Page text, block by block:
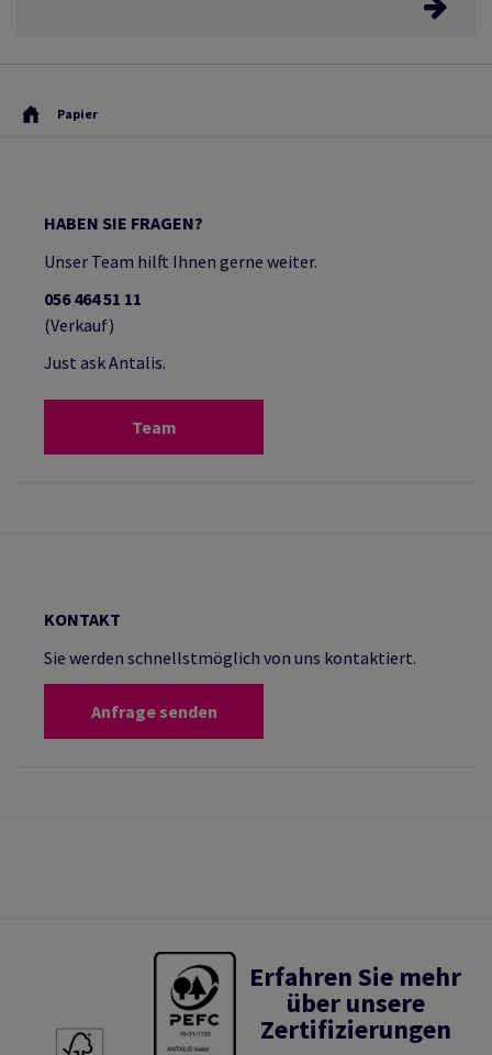
Erfahren Sie mehr über das Treueprogramm von
Papier
HABEN SIE FRAGEN?
Unser Team hilft Ihnen gerne weiter.
056 464 51 11
(Verkauf)
Just ask Antalis.
Team
KONTAKT
Sie werden schnellstmöglich von uns kontaktiert.
Anfrage senden
Erfahren Sie mehr
über unsere
Zertifizierungen